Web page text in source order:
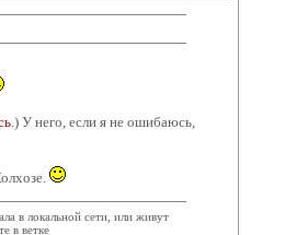
.) У него, если я не ошибаюсь,
в локальной сети, или живут
в ветке